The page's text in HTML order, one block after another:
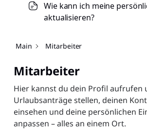
Wie kann ich meine
aktualisieren?
einsehen?
Wie kann ich meinen
Wie lade ich mein Profilbild
aktualisiere es?
Main Mitarbeiter
Mitarbeiter
Hier kannst du dein Profil aufrufen
Urlaubsanträge stellen, deinen
einsehen und deine persönlichen
anpassen – alles an einem Ort.